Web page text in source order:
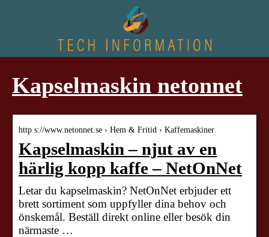
Kapselmaskin netonnet
http s://www.netonnet.se › Hem & Fritid › Kaffemaskiner
Kapselmaskin – njut av en
härlig kopp kaffe – NetOnNet
Letar du kapselmaskin? NetOnNet erbjuder ett
brett sortiment som uppfyller dina behov och
önskemål. Beställ direkt online eller besök din
närmaste …